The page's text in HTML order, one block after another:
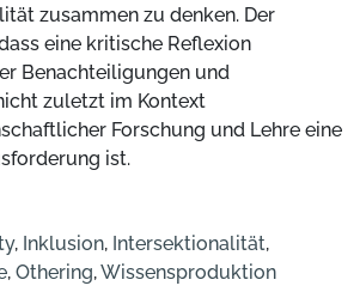
zusammen zu denken. Der
eine kritische Reflexion
Benachteiligungen und
zuletzt im Kontext
Forschung und Lehre eine
ist.
, Inklusion, Intersektionalität,
, Othering,Wissensproduktion